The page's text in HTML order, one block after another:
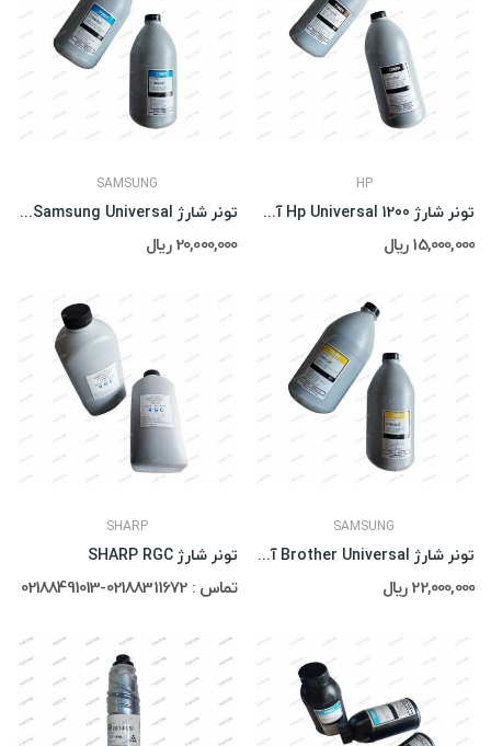
HP
تونر شارژ Hp Universal 1200 آی پلاس
15,000,000 ریال
SAMSUNG
تونر شارژ Samsung Universal آی پلاس
20,000,000 ریال
SAMSUNG
تونر شارژ Brother Universal آی پلاس
22,000,000 ریال
SHARP
تونر شارژ SHARP RGC
تماس : 02188311672-02188491013